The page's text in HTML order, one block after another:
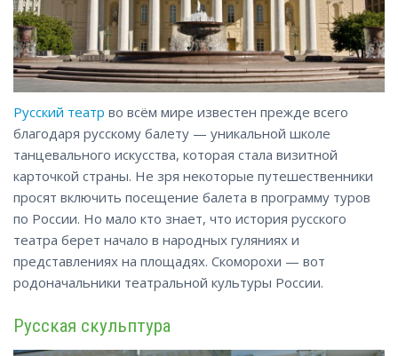
Русский театр во всём мире известен прежде всего
благодаря русскому балету — уникальной школе
танцевального искусства, которая стала визитной
карточкой страны. Не зря некоторые путешественники
просят включить посещение балета в программу туров
по России. Но мало кто знает, что история русского
театра берет начало в народных гуляниях и
представлениях на площадях. Скоморохи — вот
родоначальники театральной культуры России.
Русская скульптура